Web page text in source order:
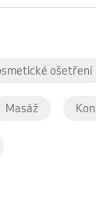
ošetření
Masáž